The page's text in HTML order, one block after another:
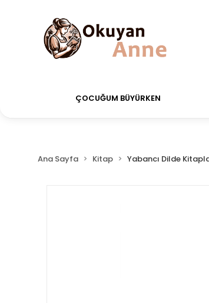
siparişler Aynı Gün Kargo!
ÇOCUĞUM BÜYÜRKEN
Ana Sayfa Kitap Yabancı Dilde